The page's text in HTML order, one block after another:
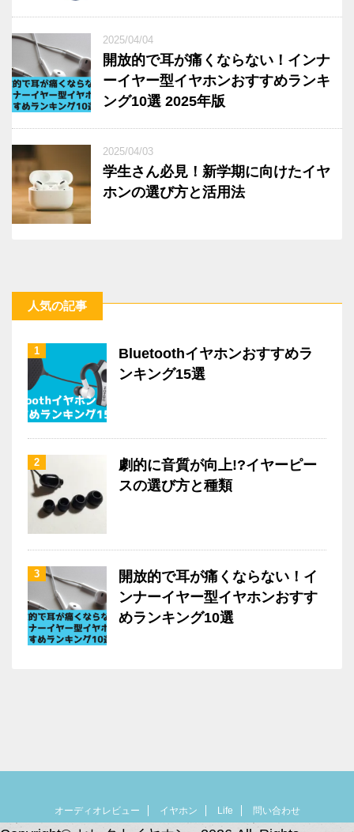
2025/04/04
開放的で耳が痛くならない！インナ
ーイヤー型イヤホンおすすめランキ
ング10選 2025年版
2025/04/03
学生さん必見！新学期に向けたイヤ
ホンの選び方と活用法
人気の記事
1
Bluetoothイヤホンおすすめラ
ンキング15選
2
劇的に音質が向上!?イヤーピー
スの選び方と種類
3
開放的で耳が痛くならない！イ
ンナーイヤー型イヤホンおすす
めランキング10選
オーディオレビュー イヤホン Life 問い合わせ